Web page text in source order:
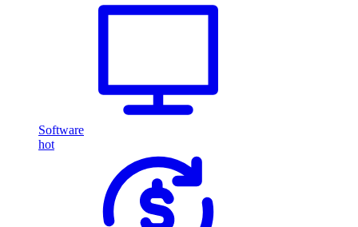
Software
hot